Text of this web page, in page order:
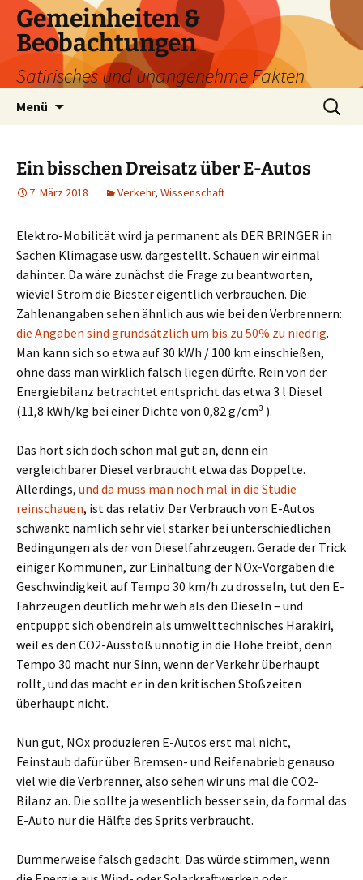
Zum
Inhalt
springen
Gemeinheiten &
Beobachtungen
Satirisches und unangenehme Fakten
Menü
Suchen
nach:
Ein bisschen Dreisatz über E-Autos
7. März 2018 Verkehr, Wissenschaft
Elektro-Mobilität wird ja permanent als DER BRINGER in
Sachen Klimagase usw. dargestellt. Schauen wir einmal
dahinter. Da wäre zunächst die Frage zu beantworten,
wieviel Strom die Biester eigentlich verbrauchen. Die
Zahlenangaben sehen ähnlich aus wie bei den Verbrennern:
die Angaben sind grundsätzlich um bis zu 50% zu niedrig.
Man kann sich so etwa auf 30 kWh / 100 km einschießen,
ohne dass man wirklich falsch liegen dürfte. Rein von der
Energiebilanz betrachtet entspricht das etwa 3 l Diesel
(11,8 kWh/kg bei einer Dichte von 0,82 g/cm³ ).
Das hört sich doch schon mal gut an, denn ein
vergleichbarer Diesel verbraucht etwa das Doppelte.
Allerdings, und da muss man noch mal in die Studie
reinschauen, ist das relativ. Der Verbrauch von E-Autos
schwankt nämlich sehr viel stärker bei unterschiedlichen
Bedingungen als der von Dieselfahrzeugen. Gerade der Trick
einiger Kommunen, zur Einhaltung der NOx-Vorgaben die
Geschwindigkeit auf Tempo 30 km/h zu drosseln, tut den E-
Fahrzeugen deutlich mehr weh als den Dieseln – und
entpuppt sich obendrein als umwelttechnisches Harakiri,
weil es den CO2-Ausstoß unnötig in die Höhe treibt, denn
Tempo 30 macht nur Sinn, wenn der Verkehr überhaupt
rollt, und das macht er in den kritischen Stoßzeiten
überhaupt nicht.
Nun gut, NOx produzieren E-Autos erst mal nicht,
Feinstaub dafür über Bremsen- und Reifenabrieb genauso
viel wie die Verbrenner, also sehen wir uns mal die CO2-
Bilanz an. Die sollte ja wesentlich besser sein, da formal das
E-Auto nur die Hälfte des Sprits verbraucht.
Dummerweise falsch gedacht. Das würde stimmen, wenn